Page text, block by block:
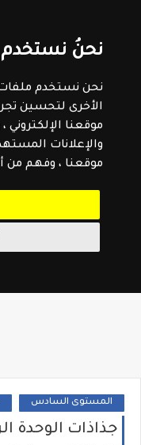
نحنُ نستخدم
نحن نستخدم ملفات
الأخرى لتحسين
موقعنا
والإعلانات
موقعنا ، وفهم من
المستوى السادس